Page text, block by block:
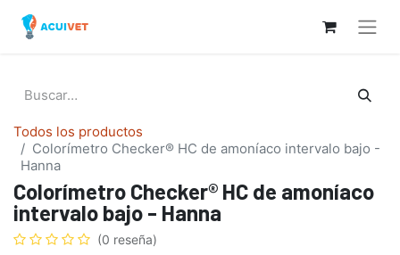
Todos los productos
Colorímetro Checker® HC de amoníaco intervalo bajo -
Hanna
Colorímetro Checker® HC de amoníaco
intervalo bajo - Hanna
(0 reseña)